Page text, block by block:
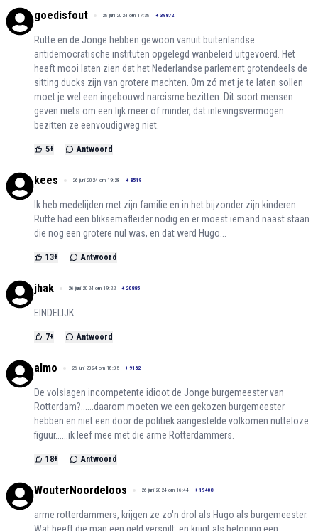
goedisfout 28 juni 2024 om 17:38 + 39872
Rutte en de Jonge hebben gewoon vanuit buitenlandse
antidemocratische instituten opgelegd wanbeleid uitgevoerd. Het
heeft mooi laten zien dat het Nederlandse parlement grotendeels de
sitting ducks zijn van grotere machten. Om zó met je te laten sollen
moet je wel een ingebouwd narcisme bezitten. Dit soort mensen
geven niets om een lijk meer of minder, dat inlevingsvermogen
bezitten ze eenvoudigweg niet.
5+ Antwoord
kees 26 juni 2024 om 19:28 + 8519
Ik heb medelijden met zijn familie en in het bijzonder zijn kinderen.
Rutte had een bliksemafleider nodig en er moest iemand naast staan
die nog een grotere nul was, en dat werd Hugo...
13+ Antwoord
jhak 26 juni 2024 om 19:22 + 20885
EINDELIJK.
7+ Antwoord
almo 26 juni 2024 om 18:05 + 9162
De volslagen incompetente idioot de Jonge burgemeester van
Rotterdam?......daarom moeten we een gekozen burgemeester
hebben en niet een door de politiek aangestelde volkomen nutteloze
figuur......ik leef mee met die arme Rotterdammers.
18+ Antwoord
WouterNoordeloos 26 juni 2024 om 16:44 + 19408
arme rotterdammers, krijgen ze zo'n drol als Hugo als burgemeester.